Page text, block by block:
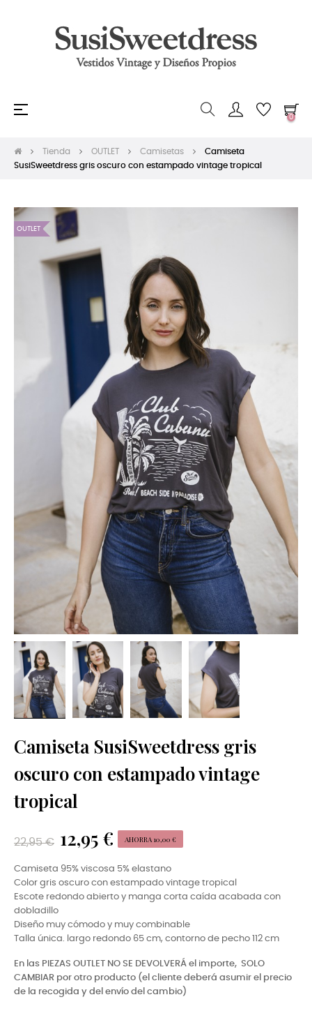
Navegación
☰
0
Tienda OUTLET Camisetas
Camiseta
SusiSweetdress gris oscuro con estampado vintage tropical
OUTLET
Camiseta SusiSweetdress gris
oscuro con estampado vintage
tropical
22,95 € 12,95 € AHORRA 10,00 €
Camiseta 95% viscosa 5% elastano
Color gris oscuro con estampado vintage tropical
Escote redondo abierto y manga corta caída acabada con
dobladillo
Diseño muy cómodo y muy combinable
Talla única. largo redondo 65 cm, contorno de pecho 112 cm
En las PIEZAS OUTLET NO SE DEVOLVERÁ el importe, SOLO
CAMBIAR por otro producto (el cliente deberá asumir el precio
de la recogida y del envío del cambio)